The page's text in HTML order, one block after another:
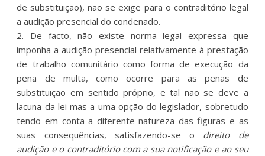
de substituição), não se exige para o contraditório legal
a audição presencial do condenado.
2. De facto, não existe norma legal expressa que
imponha a audição presencial relativamente à prestação
de trabalho comunitário como forma de execução da
pena de multa, como ocorre para as penas de
substituição em sentido próprio, e tal não se deve a
lacuna da lei mas a uma opção do legislador, sobretudo
tendo em conta a diferente natureza das figuras e as
suas consequências, satisfazendo-se o direito de
audição e o contraditório com a sua notificação e ao seu